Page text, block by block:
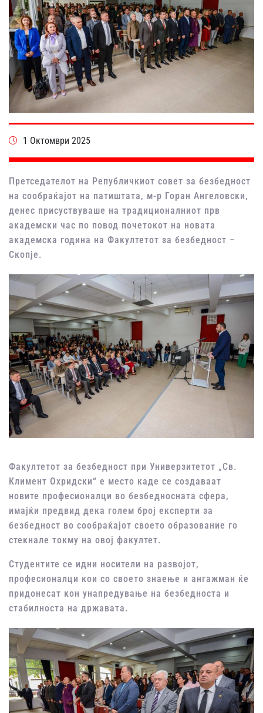
1 Октомври 2025
Претседателот на Републичкиот совет за безбедност
на сообраќајот на патиштата, м-р Горан Ангеловски,
денес присуствуваше на традиционалниот прв
академски час по повод почетокот на новата
академска година на Факултетот за безбедност –
Скопје.
Факултетот за безбедност при Универзитетот „Св.
Климент Охридски“ е место каде се создаваат
новите професионалци во безбедносната сфера,
имајќи предвид дека голем број експерти за
безбедност во сообраќајот своето образование го
стекнале токму на овој факултет.
Студентите се идни носители на развојот,
професионалци кои со своето знаење и ангажман ќе
придонесат кон унапредување на безбедноста и
стабилноста на државата.